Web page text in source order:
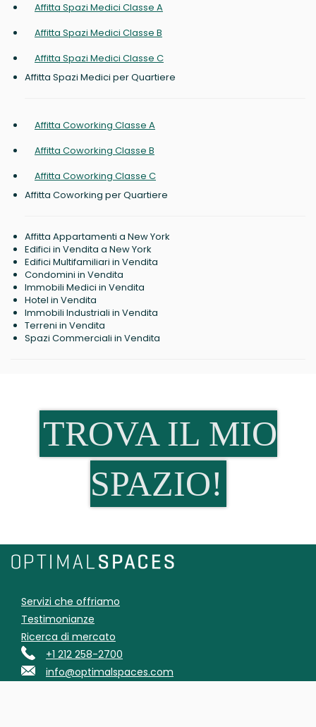
Affitta Spazi Medici Classe A
Affitta Spazi Medici Classe B
Affitta Spazi Medici Classe C
Affitta Spazi Medici per Quartiere
Affitta Coworking Classe A
Affitta Coworking Classe B
Affitta Coworking Classe C
Affitta Coworking per Quartiere
Affitta Appartamenti a New York
Edifici in Vendita a New York
Edifici Multifamiliari in Vendita
Condomini in Vendita
Immobili Medici in Vendita
Hotel in Vendita
Immobili Industriali in Vendita
Terreni in Vendita
Spazi Commerciali in Vendita
TROVA IL MIO
SPAZIO!
Servizi che offriamo
Testimonianze
Ricerca di mercato
+1 212 258-2700
info@optimalspaces.com